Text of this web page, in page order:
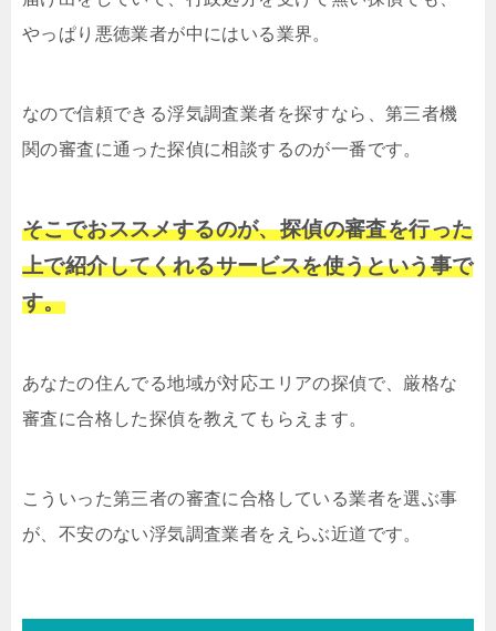
やっぱり悪徳業者が中にはいる業界。
なので信頼できる浮気調査業者を探すなら、第三者機
関の審査に通った探偵に相談するのが一番です。
そこでおススメするのが、探偵の審査を行った
上で紹介してくれるサービスを使うという事で
す。
あなたの住んでる地域が対応エリアの探偵で、厳格な
審査に合格した探偵を教えてもらえます。
こういった第三者の審査に合格している業者を選ぶ事
が、不安のない浮気調査業者をえらぶ近道です。